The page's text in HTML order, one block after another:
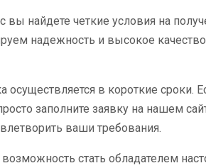
найдете четкие условия на
надежность и высокое
осуществляется в короткие сроки.
заполните заявку на нашем
ваши требования.
стать обладателем